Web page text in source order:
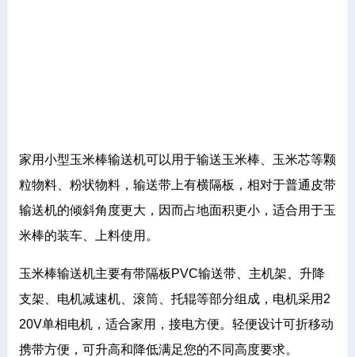
家用小型玉米棒输送机可以用于输送玉米棒、玉米芯等颗
粒物料、粉状物料，输送带上有横隔板，相对于普通皮带
输送机的倾斜角度更大，因而占地面积更小，适合用于玉
米棒的装车、上料使用。
玉米棒输送机主要有带隔板PVC输送带、主机架、升降
支架、电机减速机、滚筒、托辊等部分组成，电机采用2
20V单相电机，适合家用，接电方便。轻便设计可折移动
携带方便，可升高和降低满足您的不同高度要求。